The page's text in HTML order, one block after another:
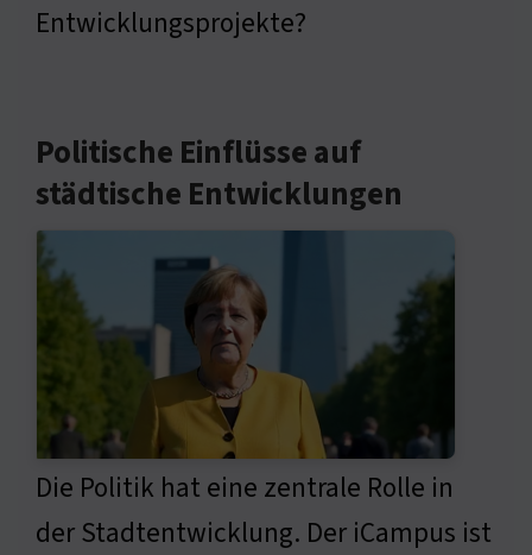
Entwicklungsprojekte?
Politische Einflüsse auf
städtische Entwicklungen
Die Politik hat eine zentrale Rolle in
der Stadtentwicklung. Der iCampus ist